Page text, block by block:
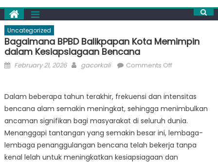
Uncategorized
Bagaimana BPBD Balikpapan Kota Memimpin
dalam Kesiapsiagaan Bencana
Posted
February 21, 2026 Author
gacorkali Comments Offon
Balikpapan
Kota
Memimpin
dalam
Bencana
Dalam beberapa tahun terakhir, frekuensi dan intensitas
bencana alam semakin meningkat, sehingga menimbulkan
ancaman signifikan bagi masyarakat di seluruh dunia.
Menanggapi tantangan yang semakin besar ini, lembaga-
lembaga penanggulangan bencana telah bekerja tanpa
kenal lelah untuk meningkatkan kesiapsiagaan dan